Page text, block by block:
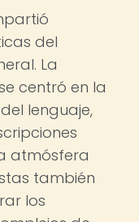
del
La
centró en la
lenguaje,
atmósfera
también
los